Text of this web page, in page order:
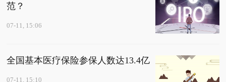
范？
07-11, 15:06
全国基本医疗保险参保人数达13.4亿
07-11, 15:10